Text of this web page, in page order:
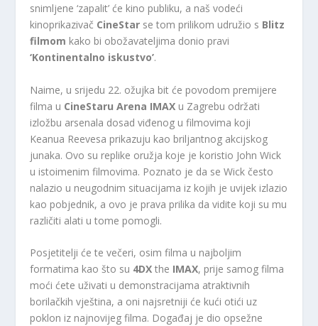
snimljene ‘zapalit’ će kino publiku, a naš vodeći
kinoprikazivač CineStar se tom prilikom udružio s Blitz
filmom kako bi obožavateljima donio pravi
‘Kontinentalno iskustvo’.
Naime, u srijedu 22. ožujka bit će povodom premijere
filma u CineStaru Arena IMAX u Zagrebu održati
izložbu arsenala dosad viđenog u filmovima koji
Keanua Reevesa prikazuju kao briljantnog akcijskog
junaka. Ovo su replike oružja koje je koristio John Wick
u istoimenim filmovima. Poznato je da se Wick često
nalazio u neugodnim situacijama iz kojih je uvijek izlazio
kao pobjednik, a ovo je prava prilika da vidite koji su mu
različiti alati u tome pomogli.
Posjetitelji će te večeri, osim filma u najboljim
formatima kao što su 4DX the IMAX, prije samog filma
moći ćete uživati ​​u demonstracijama atraktivnih
borilačkih vještina, a oni najsretniji će kući otići uz
poklon iz najnovijeg filma. Događaj je dio opsežne